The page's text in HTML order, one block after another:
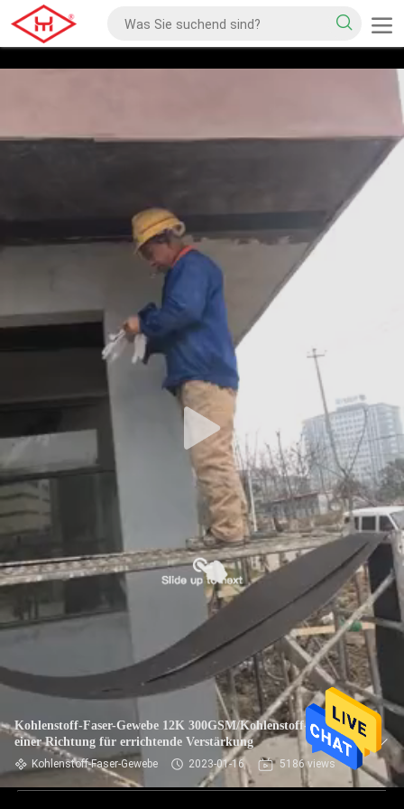
Kohlenstoff-Faser-Gewebe 12K 300GSM/Kohlenstoff-Faser in
einer Richtung für errichtende Verstärkung
Kohlenstoff-Faser-Gewebe 2023-01-16 5186 views